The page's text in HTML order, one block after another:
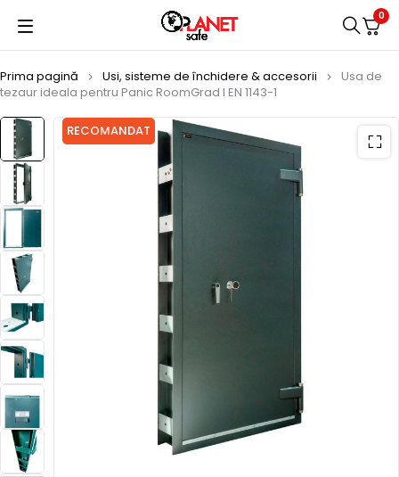
0
Prima pagină Usi, sisteme de închidere & accesorii
Usa de
tezaur ideala pentru Panic RoomGrad I EN 1143-1
RECOMANDAT